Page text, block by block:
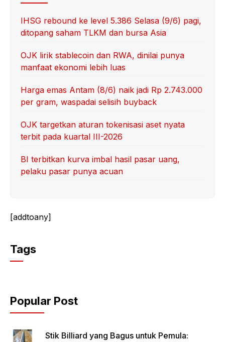
IHSG rebound ke level 5.386 Selasa (9/6) pagi,
ditopang saham TLKM dan bursa Asia
OJK lirik stablecoin dan RWA, dinilai punya
manfaat ekonomi lebih luas
Harga emas Antam (8/6) naik jadi Rp 2.743.000
per gram, waspadai selisih buyback
OJK targetkan aturan tokenisasi aset nyata
terbit pada kuartal III-2026
BI terbitkan kurva imbal hasil pasar uang,
pelaku pasar punya acuan
[addtoany]
Tags
Popular Post
Stik Billiard yang Bagus untuk Pemula: